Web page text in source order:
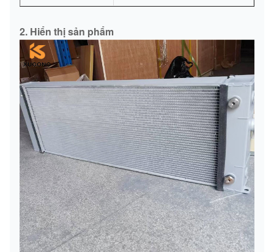
2. Hiển thị sản phẩm